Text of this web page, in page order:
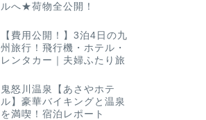
ルへ★荷物全公開！
【費用公開！】3泊4日の九
州旅行！飛行機・ホテル・
レンタカー｜夫婦ふたり旅
鬼怒川温泉【あさやホテ
ル】豪華バイキングと温泉
を満喫！宿泊レポート